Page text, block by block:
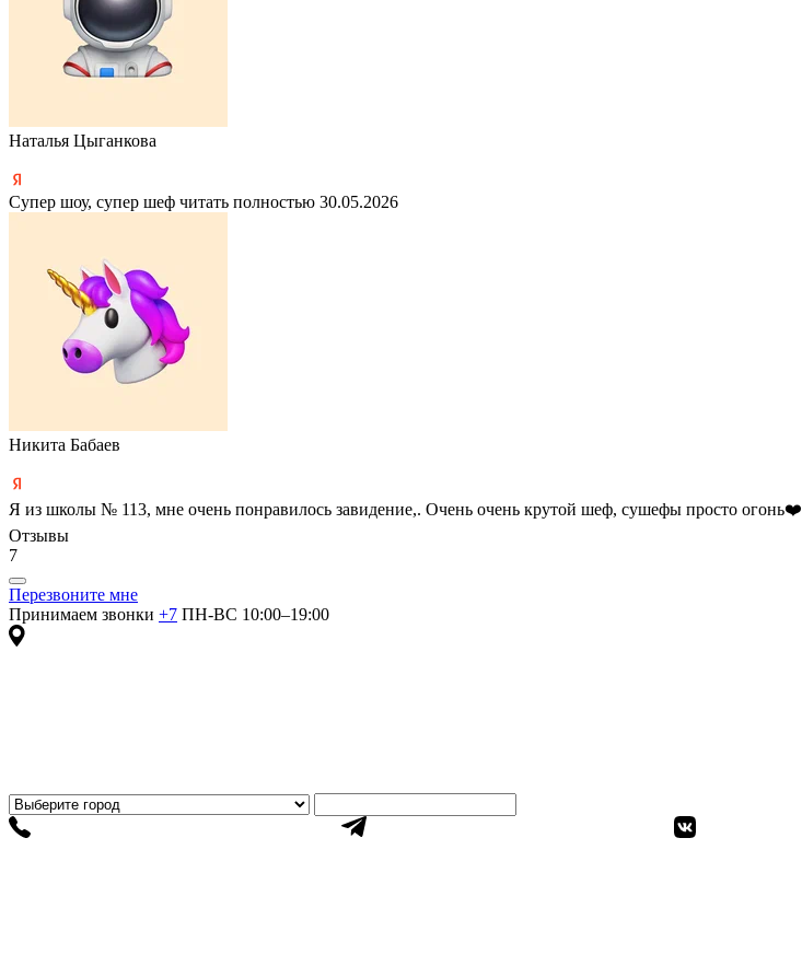
Наталья Цыганкова
Супер шоу, супер шеф читать полностью 30.05.2026
Никита Бабаев
Я из школы № 113, мне очень понравилось завидение,. Очень очень крутой шеф, сушефы просто огонь❤️
Отзывы
7
Перезвоните мне
Принимаем звонки +7 ПН-ВС 10:00–19:00